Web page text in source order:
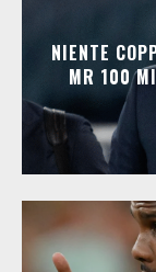
NIENTE
MR 100